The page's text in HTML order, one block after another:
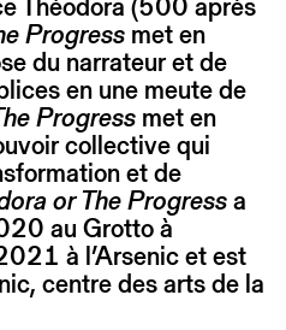
Progress met en
du narrateur et de
en une meute de
Progress met en
collective qui
et de
or The Progressa
au Grotto à
à l’Arsenic et est
centre des arts de la